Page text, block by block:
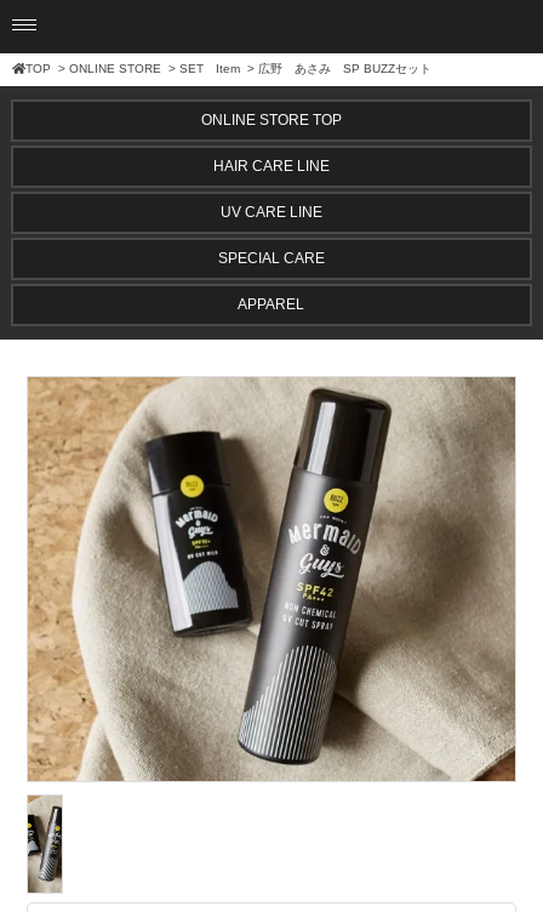
TOP >ONLINE STORE >SET Item > 広野 あさみ SP BUZZセット
ONLINE STORE TOP
HAIR CARE LINE
UV CARE LINE
SPECIAL CARE
APPAREL